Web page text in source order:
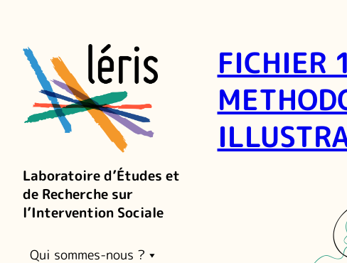
Laboratoire d’Études et
de Recherche sur
l’Intervention Sociale
Qui sommes-nous ?
FICHIER